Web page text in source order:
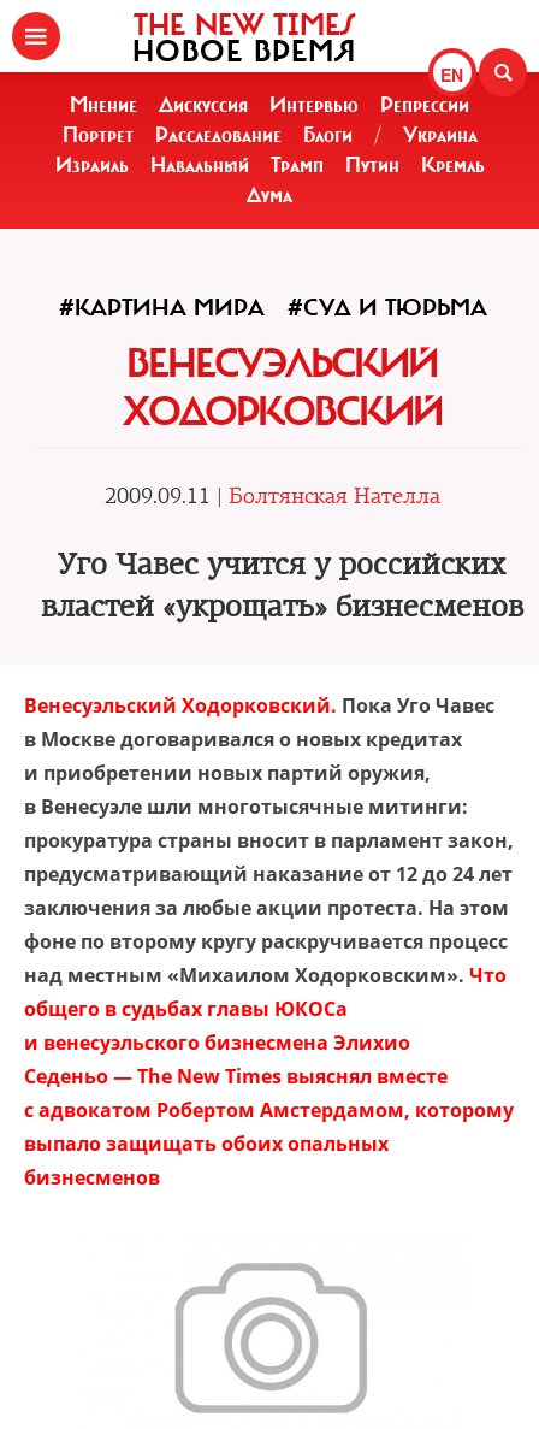
EN
THE NEW TIMES
НОВОЕ ВРЕМЯ
Мнение Дискуссия Интервью
Репрессии
Портрет
Расследование Блоги /
Украина
Израиль
Навальный Трамп Путин
Кремль
Дума
#КАРТИНА МИРА #СУД И ТЮРЬМА
ВЕНЕСУЭЛЬСКИЙ
ХОДОРКОВСКИЙ
2009.09.11 | Болтянская Нателла
Уго Чавес учится у российских
властей «укрощать» бизнесменов
Венесуэльский Ходорковский. Пока Уго Чавес
в Москве договаривался о новых кредитах
и приобретении новых партий оружия,
в Венесуэле шли многотысячные митинги:
прокуратура страны вносит в парламент закон,
предусматривающий наказание от 12 до 24 лет
заключения за любые акции протеста. На этом
фоне по второму кругу раскручивается процесс
над местным «Михаилом Ходорковским». Что
общего в судьбах главы ЮКОСа
и венесуэльского бизнесмена Элихио
Седеньо — The New Times выяснял вместе
с адвокатом Робертом Амстердамом, которому
выпало защищать обоих опальных
бизнесменов